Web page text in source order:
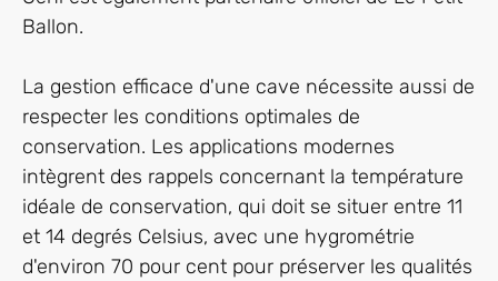
Ballon.
La gestion efficace d'une cave nécessite aussi de
respecter les conditions optimales de
conservation. Les applications modernes
intègrent des rappels concernant la température
idéale de conservation, qui doit se situer entre 11
et 14 degrés Celsius, avec une hygrométrie
d'environ 70 pour cent pour préserver les qualités